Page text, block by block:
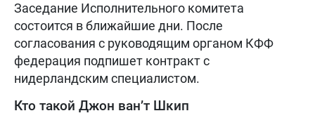
Заседание Исполнительного комитета
состоится в ближайшие дни. После
согласования с руководящим органом КФФ
федерация подпишет контракт с
нидерландским специалистом.
Кто такой Джон ван’т Шкип